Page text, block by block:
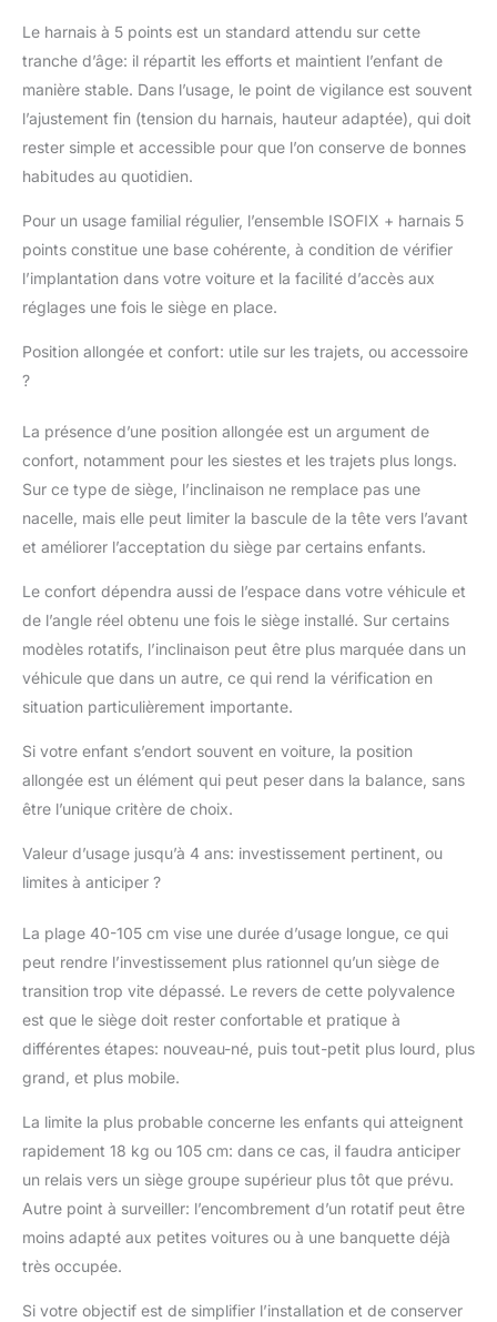
Le harnais à 5 points est un standard attendu sur cette
tranche d’âge: il répartit les efforts et maintient l’enfant de
manière stable. Dans l’usage, le point de vigilance est souvent
l’ajustement fin (tension du harnais, hauteur adaptée), qui doit
rester simple et accessible pour que l’on conserve de bonnes
habitudes au quotidien.
Pour un usage familial régulier, l’ensemble ISOFIX + harnais 5
points constitue une base cohérente, à condition de vérifier
l’implantation dans votre voiture et la facilité d’accès aux
réglages une fois le siège en place.
Position allongée et confort: utile sur les trajets, ou accessoire
?
La présence d’une position allongée est un argument de
confort, notamment pour les siestes et les trajets plus longs.
Sur ce type de siège, l’inclinaison ne remplace pas une
nacelle, mais elle peut limiter la bascule de la tête vers l’avant
et améliorer l’acceptation du siège par certains enfants.
Le confort dépendra aussi de l’espace dans votre véhicule et
de l’angle réel obtenu une fois le siège installé. Sur certains
modèles rotatifs, l’inclinaison peut être plus marquée dans un
véhicule que dans un autre, ce qui rend la vérification en
situation particulièrement importante.
Si votre enfant s’endort souvent en voiture, la position
allongée est un élément qui peut peser dans la balance, sans
être l’unique critère de choix.
Valeur d’usage jusqu’à 4 ans: investissement pertinent, ou
limites à anticiper ?
La plage 40-105 cm vise une durée d’usage longue, ce qui
peut rendre l’investissement plus rationnel qu’un siège de
transition trop vite dépassé. Le revers de cette polyvalence
est que le siège doit rester confortable et pratique à
différentes étapes: nouveau-né, puis tout-petit plus lourd, plus
grand, et plus mobile.
La limite la plus probable concerne les enfants qui atteignent
rapidement 18 kg ou 105 cm: dans ce cas, il faudra anticiper
un relais vers un siège groupe supérieur plus tôt que prévu.
Autre point à surveiller: l’encombrement d’un rotatif peut être
moins adapté aux petites voitures ou à une banquette déjà
très occupée.
Si votre objectif est de simplifier l’installation et de conserver